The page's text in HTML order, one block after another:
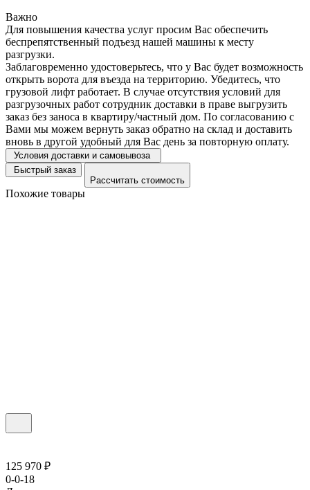
Важно
Для повышения качества услуг просим Вас обеспечить
беспрепятственный подъезд нашей машины к месту
разгрузки.
Заблаговременно удостоверьтесь, что у Вас будет возможность
открыть ворота для въезда на территорию. Убедитесь, что
грузовой лифт работает. В случае отсутствия условий для
разгрузочных работ сотрудник доставки в праве выгрузить
заказ без заноса в квартиру/частный дом. По согласованию с
Вами мы можем вернуть заказ обратно на склад и доставить
вновь в другой удобный для Вас день за повторную оплату.
Условия доставки и самовывоза
Быстрый заказ
Рассчитать стоимость
Похожие товары
125 970 ₽
0-0-18